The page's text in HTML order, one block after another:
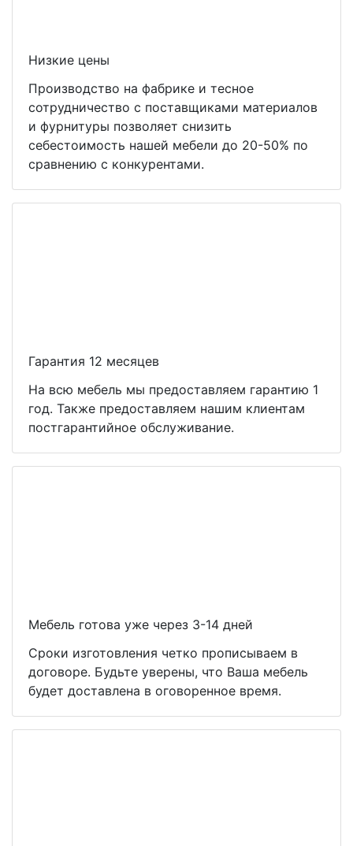
Низкие цены
Производство на фабрике и тесное
сотрудничество с поставщиками материалов
и фурнитуры позволяет снизить
себестоимость нашей мебели до 20-50% по
сравнению с конкурентами.
Гарантия 12 месяцев
На всю мебель мы предоставляем гарантию 1
год. Также предоставляем нашим клиентам
постгарантийное обслуживание.
Мебель готова уже через 3-14 дней
Сроки изготовления четко прописываем в
договоре. Будьте уверены, что Ваша мебель
будет доставлена в оговоренное время.